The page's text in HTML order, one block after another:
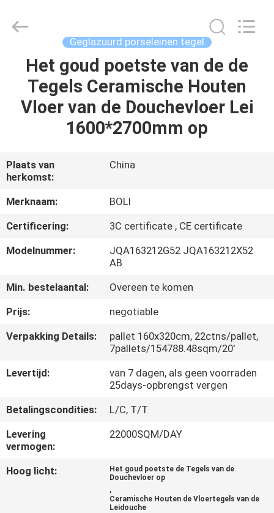
HUIS
PRODUCTEN
OVER
ONS
FABRIEKSTOCHT
KWALITEITSCONTROLE
NEEM
CONTACT
ONS
OP
VRAAG
EEN
CERAMICS
CO.,LTD..
Geglazuurd porseleinen tegel
Het goud poetste van de de
Tegels Ceramische Houten
Vloer van de Douchevloer Lei
1600*2700mm op
Plaats van
herkomst:
China
Merknaam:
BOLI
Certificering:
3C certificate , CE certificate
Modelnummer:
JQA163212G52 JQA163212X52
AB
Min. bestelaantal:
Overeen te komen
Prijs:
negotiable
Verpakking Details:
pallet 160x320cm, 22ctns/pallet,
7pallets/154788.48sqm/20'
Levertijd:
van 7 dagen, als geen voorraden
25days-opbrengst vergen
Betalingscondities:
L/C, T/T
Levering
vermogen:
22000SQM/DAY
Hoog licht:
Het goud poetste de Tegels van de
Douchevloer op
,
Ceramische Houten de Vloertegels van de
Leidouche